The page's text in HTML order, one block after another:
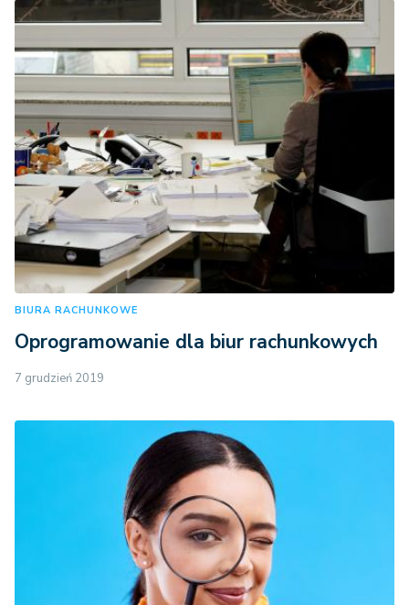
BIURA RACHUNKOWE
Oprogramowanie dla biur rachunkowych
7 grudzień 2019